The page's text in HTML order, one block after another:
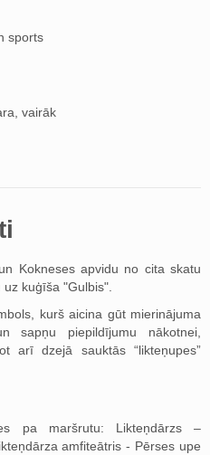
sports
vairāk
Kokneses apvidu no cita skatu
kuģīša "Gulbis".
kurš aicina gūt mierinājuma
sapņu piepildījumu nākotnei,
arī dzejā sauktās “likteņupes”
pa maršrutu: Likteņdārzs –
amfiteātris - Pērses upe